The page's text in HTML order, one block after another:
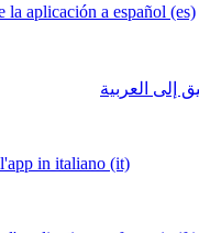
la aplicación a español (es)
in italiano (it)